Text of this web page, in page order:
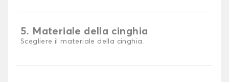
5. Materiale della cinghia
Scegliere il materiale della cinghia.